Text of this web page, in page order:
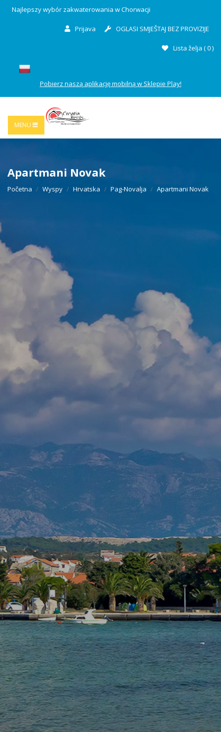
Najlepszy wybór zakwaterowania w Chorwacji
Prijava OGLASI SMJEŠTAJ BEZ PROVIZIJE
Lista želja (0)
Pobierz naszą aplikację mobilną w Sklepie Play!
MENU
Apartmani Novak
Početna Wyspy Hrvatska Pag-Novalja Apartmani Novak